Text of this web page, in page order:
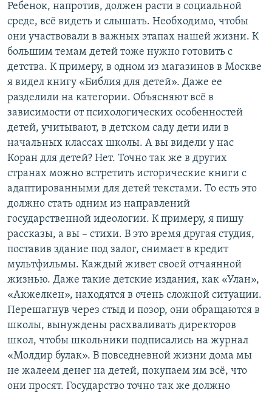
Ребенок, напротив, должен расти в социальной
среде, всё видеть и слышать. Необходимо, чтобы
они участвовали в важных этапах нашей жизни. К
большим темам детей тоже нужно готовить с
детства. К примеру, в одном из магазинов в Москве
я видел книгу «Библия для детей». Даже ее
разделили на категории. Объясняют всё в
зависимости от психологических особенностей
детей, учитывают, в детском саду дети или в
начальных классах школы. А вы видели у нас
Коран для детей? Нет. Точно так же в других
странах можно встретить исторические книги с
адаптированными для детей текстами. То есть это
должно стать одним из направлений
государственной идеологии. К примеру, я пишу
рассказы, а вы – стихи. В это время другая студия,
поставив здание под залог, снимает в кредит
мультфильмы. Каждый живет своей отчаянной
жизнью. Даже такие детские издания, как «Улан»,
«Акжелкен», находятся в очень сложной ситуации.
Перешагнув через стыд и позор, они обращаются в
школы, вынуждены расхваливать директоров
школ, чтобы школьники подписались на журнал
«Молдир булак». В повседневной жизни дома мы
не жалеем денег на детей, покупаем им всё, что
они просят. Государство точно так же должно